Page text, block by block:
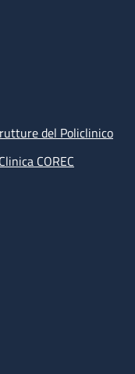
del Policlinico
COREC